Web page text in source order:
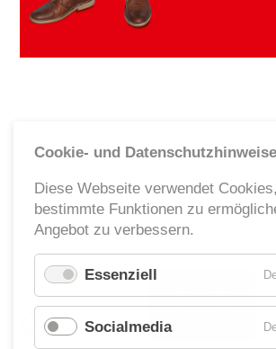
Geschäftsstelle
Cookie- und Datenschutzhinweise
Diese Webseite verwendet
bestimmte Funktionen zu
Angebot zu verbessern.
Essenziell
Socialmedia